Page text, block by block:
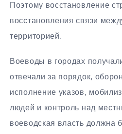
Поэтому восстановление
восстановления связи
территорией.
Воеводы в городах
отвечали за порядок,
исполнение указов,
людей и контроль над
воеводская власть должна